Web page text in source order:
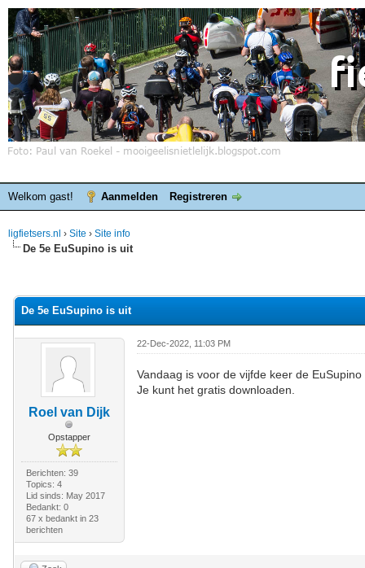
Welkom gast! Aanmelden Registreren
ligfietsers.nl › Site › Site info
De 5e EuSupino is uit
De 5e EuSupino is uit
Roel van Dijk
Opstapper
Berichten: 39
Topics: 4
Lid sinds: May 2017
Bedankt: 0
67 x bedankt in 23
berichten
22-Dec-2022, 11:03 PM
Vandaag is voor de vijfde keer de
Je kunt het gratis downloaden.